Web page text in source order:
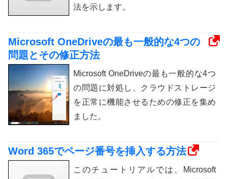
法を示します。
Microsoft OneDriveの最も一般的な4つの
問題とその修正方法
Microsoft OneDriveの最も一般的な4つ
の問題に対処し、クラウドストレージ
を正常に機能させるための修正を集め
ました。
Word 365でページ番号を挿入する方法
このチュートリアルでは、Microsoft